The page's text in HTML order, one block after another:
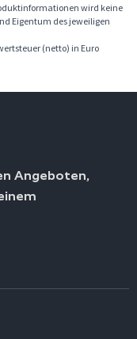
wird keine
Eigentum des jeweiligen
(netto) in Euro
Angeboten,